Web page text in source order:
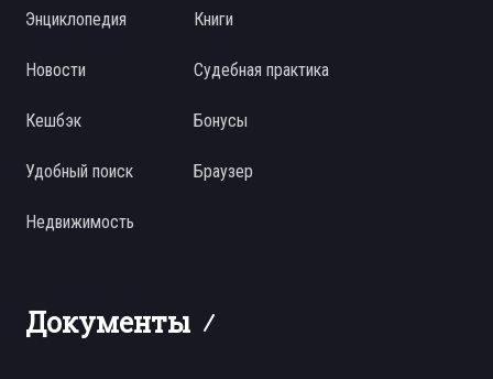
Энциклопедия Книги
Новости Судебная практика
Кешбэк Бонусы
Удобный поиск Браузер
Недвижимость
Документы